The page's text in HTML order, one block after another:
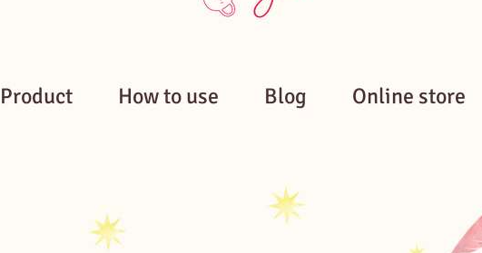
Product How to use Blog Online store